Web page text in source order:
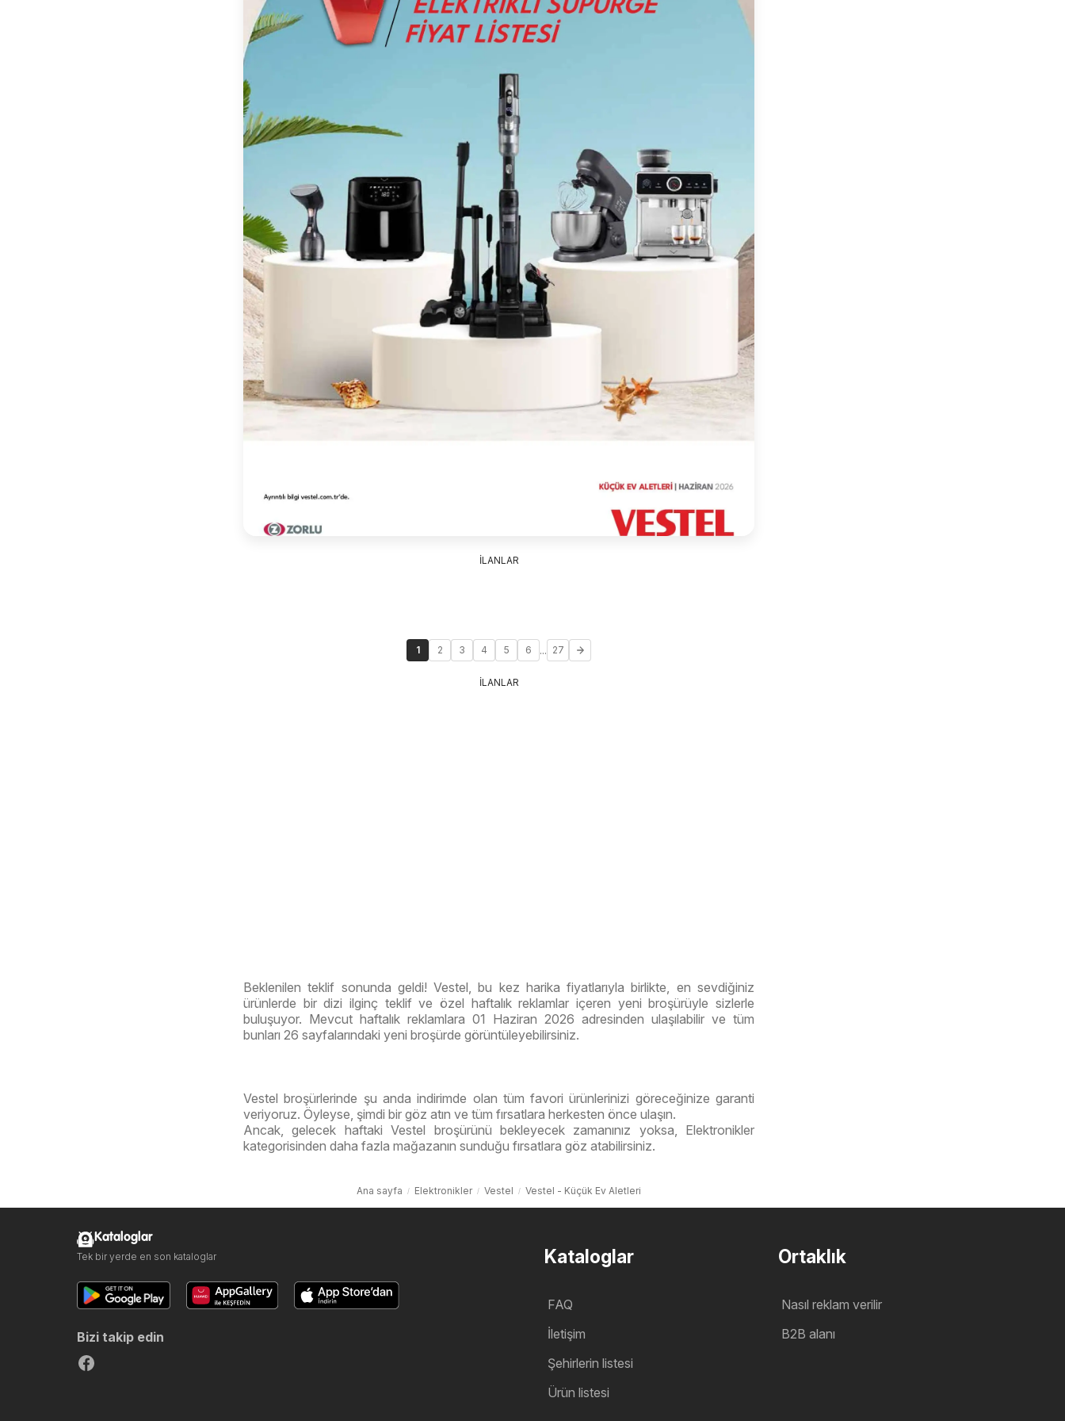
İLANLAR
1 2 3 4 5 6 ... 27
İLANLAR
Beklenilen teklif sonunda geldi! Vestel, bu kez harika fiyatlarıyla birlikte, en sevdiğiniz
ürünlerde bir dizi ilginç teklif ve özel haftalık reklamlar içeren yeni broşürüyle sizlerle
buluşuyor. Mevcut haftalık reklamlara 01 Haziran 2026 adresinden ulaşılabilir ve tüm
bunları 26 sayfalarındaki yeni broşürde görüntüleyebilirsiniz.
Vestel broşürlerinde şu anda indirimde olan tüm favori ürünlerinizi göreceğinize garanti
veriyoruz. Öyleyse, şimdi bir göz atın ve tüm fırsatlara herkesten önce ulaşın.
Ancak, gelecek haftaki Vestel broşürünü bekleyecek zamanınız yoksa, Elektronikler
kategorisinden daha fazla mağazanın sunduğu fırsatlara göz atabilirsiniz.
Ana sayfa Elektronikler Vestel Vestel - Küçük Ev Aletleri
Kataloglar
FAQ
İletişim
Şehirlerin listesi
Ürün listesi
Ortaklık
Nasıl reklam verilir
B2B alanı
Kataloglar
Tek bir yerde en son kataloglar
Bizi takip edin